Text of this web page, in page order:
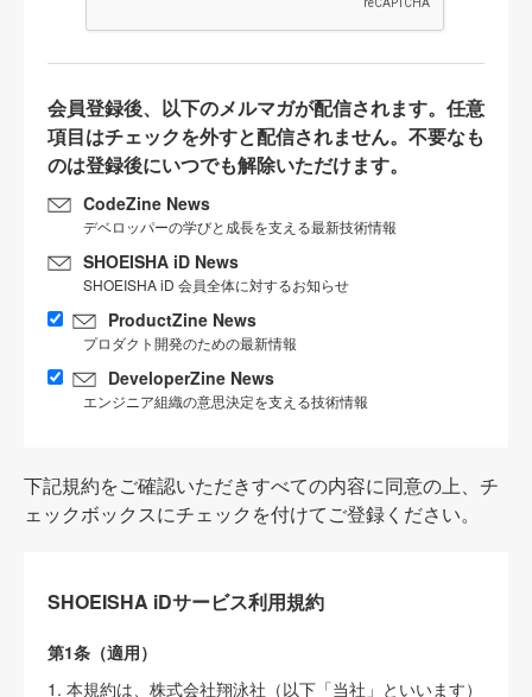
会員登録後、以下のメルマガが配信されます。任意
項目はチェックを外すと配信されません。不要なも
のは登録後にいつでも解除いただけます。
CodeZine News
デベロッパーの学びと成長を支える最新技術情報
SHOEISHA iD News
SHOEISHA iD 会員全体に対するお知らせ
ProductZine News
プロダクト開発のための最新情報
DeveloperZine News
エンジニア組織の意思決定を支える技術情報
下記規約をご確認いただきすべての内容に同意の上、チ
ェックボックスにチェックを付けてご登録ください。
SHOEISHA iDサービス利用規約
第1条（適用）
1. 本規約は、株式会社翔泳社（以下「当社」といいます）